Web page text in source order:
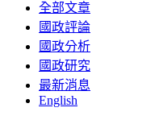
全部文章
國政評論
國政分析
國政研究
最新消息
English